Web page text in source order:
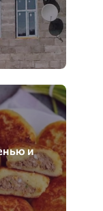
и